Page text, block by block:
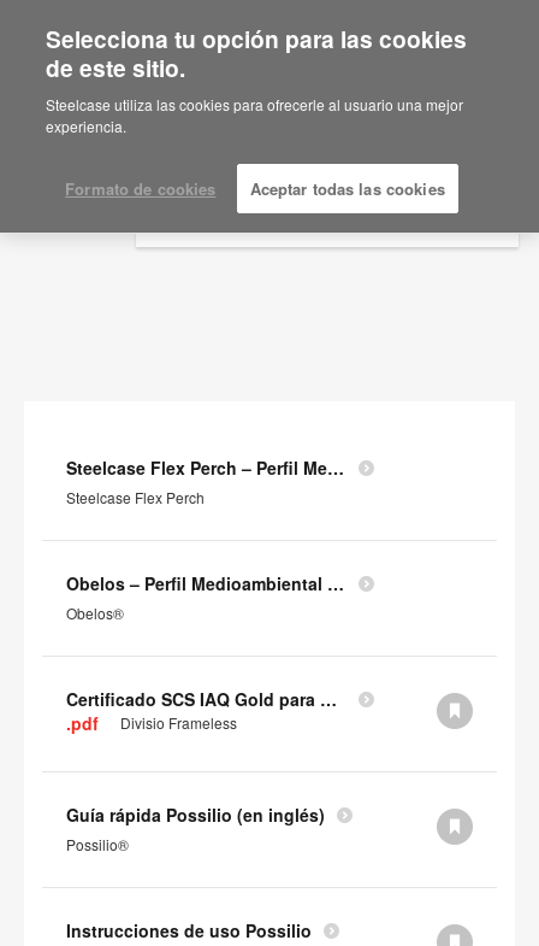
Are you in United States?
Would you like to see Products we sell in
your region?
English
Español
Documentos
Steelcase Flex Perch – Perfil Medioambiental del Producto
Steelcase Flex Perch
Obelos – Perfil Medioambiental del Producto
Obelos®
Certificado SCS IAQ Gold para paneles
.pdf
Divisio Frameless
Guía rápida Possilio (en inglés)
Possilio®
Instrucciones de uso Possilio
Selecciona tu opción para las cookies
de este sitio.
Steelcase utiliza las cookies para ofrecerle al usuario una mejor
experiencia.
Formato de cookies Aceptar todas las cookies